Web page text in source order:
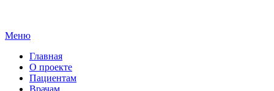
Меню
Главная
О проекте
Пациентам
Врачам